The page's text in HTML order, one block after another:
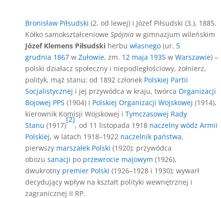
Bronisław Piłsudski (2. od lewej) i Józef Piłsudski (3.), 1885.
Kółko samokształceniowe Spójnia w gimnazjum wileńskim
Józef Klemens Piłsudski herbu własnego (ur. 5
grudnia 1867 w Zułowie, zm. 12 maja 1935 w Warszawie) –
polski działacz społeczny i niepodległościowy, żołnierz,
polityk, mąż stanu; od 1892 członek Polskiej Partii
Socjalistycznej i jej przywódca w kraju, twórca Organizacji
Bojowej PPS (1904) i Polskiej Organizacji Wojskowej (1914),
kierownik Komisji Wojskowej i Tymczasowej Rady
Stanu (1917)
[2]
, od 11 listopada 1918 naczelny wódz Armii
Polskiej, w latach 1918–1922 naczelnik państwa,
pierwszy marszałek Polski (1920); przywódca
obozu sanacji po przewrocie majowym (1926),
dwukrotny premier Polski (1926–1928 i 1930); wywarł
decydujący wpływ na kształt polityki wewnętrznej i
zagranicznej II RP.